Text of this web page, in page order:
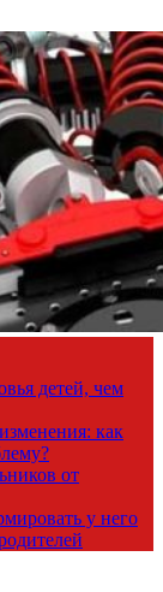
детей, чем
как
от
у него